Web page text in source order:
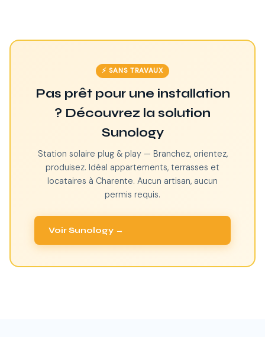
⚡ SANS TRAVAUX
Pas prêt pour une installation
? Découvrez la solution
Sunology
Station solaire plug & play — Branchez, orientez,
produisez. Idéal appartements, terrasses et
locataires à Charente. Aucun artisan, aucun
permis requis.
Voir Sunology →